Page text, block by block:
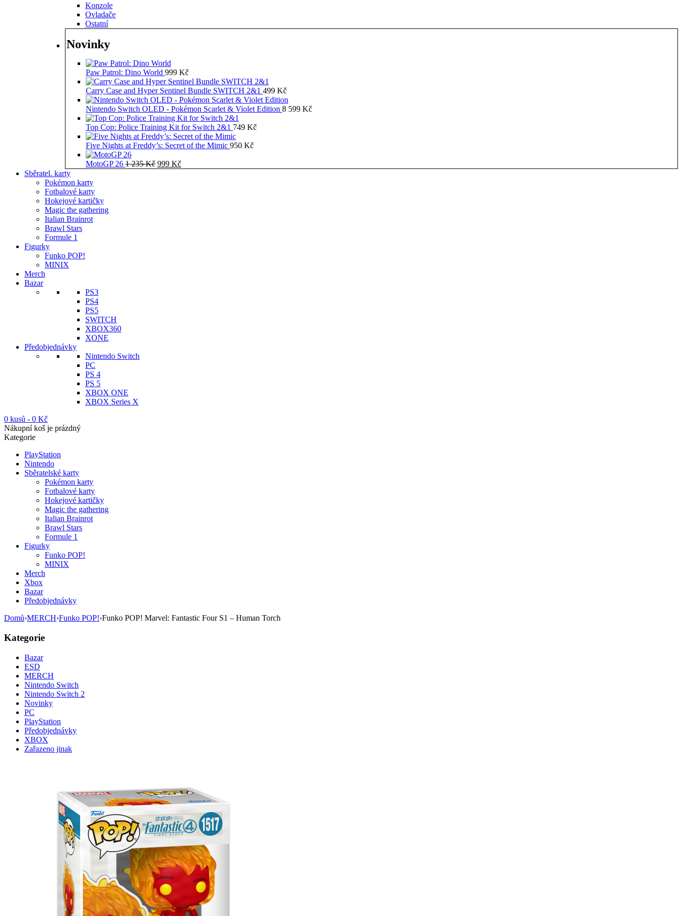
Konzole
Ovladače
Ostatní
Novinky
Paw Patrol: Dino World 999 Kč
Carry Case and Hyper Sentinel Bundle SWITCH 2&1 499 Kč
Nintendo Switch OLED - Pokémon Scarlet & Violet Edition 8 599 Kč
Top Cop: Police Training Kit for Switch 2&1 749 Kč
Five Nights at Freddy’s: Secret of the Mimic 950 Kč
MotoGP 26 1 235Kč Původní
999 KčAktuální
Sběratel. karty
Pokémon karty
Fotbalové karty
Hokejové kartičky
Magic the gathering
Italian Brainrot
Brawl Stars
Formule 1
Figurky
Funko POP!
MINIX
Merch
Bazar
PS3
PS4
PS5
SWITCH
XBOX360
XONE
Předobjednávky
Nintendo Switch
PC
PS 4
PS 5
XBOX ONE
XBOX Series X
0 kusů - 0 Kč
Nákupní koš je prázdný
Kategorie
PlayStation
Nintendo
Sběratelské karty
Pokémon karty
Fotbalové karty
Hokejové kartičky
Magic the gathering
Italian Brainrot
Brawl Stars
Formule 1
Figurky
Funko POP!
MINIX
Merch
Xbox
Bazar
Předobjednávky
Domů›MERCH›Funko POP!›Funko POP! Marvel: Fantastic Four S1 – Human Torch
Kategorie
Bazar
ESD
MERCH
Nintendo Switch
Nintendo Switch 2
Novinky
PC
PlayStation
Předobjednávky
XBOX
Zařazeno jinak